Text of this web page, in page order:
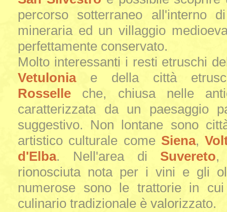
percorso sotterraneo all'interno
mineraria ed un villaggio
perfettamente conservato.
Molto interessanti i resti etruschi
Vetuloniae della città
Rosselle che, chiusa nelle
caratterizzata da un paesaggio
suggestivo. Non lontane sono
artistico culturale come Siena,
d'Elba. Nell'area di Suvereto,
rionosciuta nota per i vini e gli
numerose sono le trattorie in
culinario tradizionale è valorizzato.